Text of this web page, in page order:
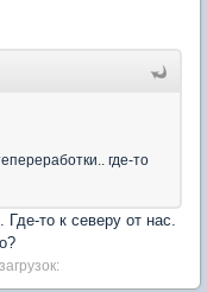
где-то
. Где-то к северу от нас.